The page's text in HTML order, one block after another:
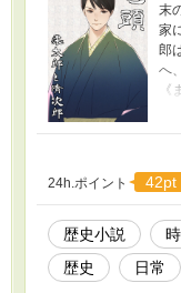
末
家
郎
へ
を
し
ま
兄
を
郎
長
24h.ポイント 42pt
歴史小説
歴史
日常